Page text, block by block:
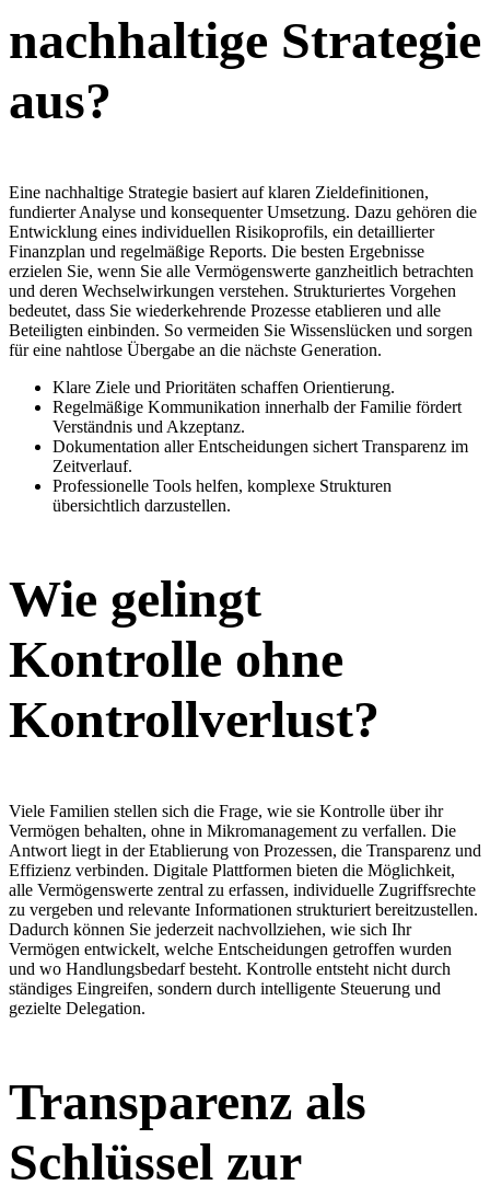
nachhaltige Strategie
aus?
Eine nachhaltige Strategie basiert auf klaren Zieldefinitionen,
fundierter Analyse und konsequenter Umsetzung. Dazu gehören die
Entwicklung eines individuellen Risikoprofils, ein detaillierter
Finanzplan und regelmäßige Reports. Die besten Ergebnisse
erzielen Sie, wenn Sie alle Vermögenswerte ganzheitlich betrachten
und deren Wechselwirkungen verstehen. Strukturiertes Vorgehen
bedeutet, dass Sie wiederkehrende Prozesse etablieren und alle
Beteiligten einbinden. So vermeiden Sie Wissenslücken und sorgen
für eine nahtlose Übergabe an die nächste Generation.
Klare Ziele und Prioritäten schaffen Orientierung.
Regelmäßige Kommunikation innerhalb der Familie fördert
Verständnis und Akzeptanz.
Dokumentation aller Entscheidungen sichert Transparenz im
Zeitverlauf.
Professionelle Tools helfen, komplexe Strukturen
übersichtlich darzustellen.
Wie gelingt
Kontrolle ohne
Kontrollverlust?
Viele Familien stellen sich die Frage, wie sie Kontrolle über ihr
Vermögen behalten, ohne in Mikromanagement zu verfallen. Die
Antwort liegt in der Etablierung von Prozessen, die Transparenz und
Effizienz verbinden. Digitale Plattformen bieten die Möglichkeit,
alle Vermögenswerte zentral zu erfassen, individuelle Zugriffsrechte
zu vergeben und relevante Informationen strukturiert bereitzustellen.
Dadurch können Sie jederzeit nachvollziehen, wie sich Ihr
Vermögen entwickelt, welche Entscheidungen getroffen wurden
und wo Handlungsbedarf besteht. Kontrolle entsteht nicht durch
ständiges Eingreifen, sondern durch intelligente Steuerung und
gezielte Delegation.
Transparenz als
Schlüssel zur